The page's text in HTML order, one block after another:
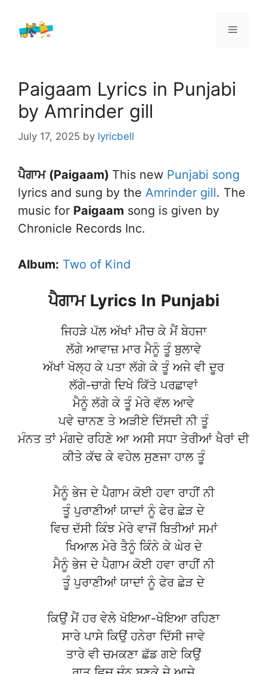
content
Menu
Paigaam Lyrics in Punjabi
by Amrinder gill
July 17, 2025 by lyricbell
ਪੈਗਾਮ (Paigaam) This new Punjabi song
lyrics and sung by the Amrinder gill. The
music for Paigaam song is given by
Chronicle Records Inc.
Album: Two of Kind
ਪੈਗਾਮ Lyrics In Punjabi
ਜਿਹੜੇ ਪੱਲ ਅੱਖਾਂ ਮੀਚ ਕੇ ਮੈਂ ਬੇਹਜਾ
ਲੱਗੇ ਆਵਾਜ਼ ਮਾਰ ਮੈਨੂੰ ਤੂੰ ਬੁਲਾਵੇ
ਅੱਖਾਂ ਖੋਲ੍ਹ ਕੇ ਪਤਾ ਲੱਗੇ ਕੇ ਤੂੰ ਅਜੇ ਵੀ ਦੂਰ
ਲੱਗੇ-ਚਾਗੇ ਦਿਖੇ ਕਿੱਤੇ ਪਰਛਾਵਾਂ
ਮੈਨੂੰ ਲੱਗੇ ਕੇ ਤੂੰ ਮੇਰੇ ਵੱਲ ਆਵੇ
ਪਵੇ ਚਾਨਣ ਤੇ ਅੜੀਏ ਦਿੱਸਦੀ ਨੀ ਤੂੰ
ਮੰਨਤ ਤਾਂ ਮੰਗਦੇ ਰਹਿਣੇ ਆ ਅਸੀ ਸਧਾ ਤੇਰੀਆਂ ਖੈਰਾਂ ਦੀ
ਕੀਤੇ ਕੱਢ ਕੇ ਵਹੇਲ ਸੁਣਜਾ ਹਾਲ ਤੂੰ
ਮੈਨੂੰ ਭੇਜ ਦੇ ਪੈਗਾਮ ਕੋਈ ਹਵਾ ਰਾਹੀਂ ਨੀ
ਤੂੰ ਪੁਰਾਣੀਆਂ ਯਾਦਾਂ ਨੂੰ ਫੇਰ ਛੇੜ ਦੇ
ਵਿਚ ਦੱਸੀ ਕਿੰਝ ਮੇਰੇ ਵਾਜੋਂ ਬਿਤੀਆਂ ਸਮਾਂ
ਖਿਆਲ ਮੇਰੇ ਤੈਨੂੰ ਕਿੰਨੇ ਕੇ ਘੇਰ ਦੇ
ਮੈਨੂੰ ਭੇਜ ਦੇ ਪੈਗਾਮ ਕੋਈ ਹਵਾ ਰਾਹੀਂ ਨੀ
ਤੂੰ ਪੁਰਾਣੀਆਂ ਯਾਦਾਂ ਨੂੰ ਫੇਰ ਛੇੜ ਦੇ
ਕਿਉਂ ਮੈਂ ਹਰ ਵੇਲੇ ਖੋਇਆ-ਖੋਇਆ ਰਹਿਣਾ
ਸਾਰੇ ਪਾਸੇ ਕਿਉਂ ਹਨੇਰਾ ਦਿੱਸੀ ਜਾਵੇ
ਤਾਰੇ ਵੀ ਚਮਕਣਾ ਛੱਡ ਗਏ ਕਿਉਂ